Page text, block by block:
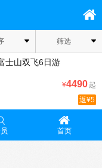
筛选
士山双飞6日游
¥4490 起
返¥5
首页